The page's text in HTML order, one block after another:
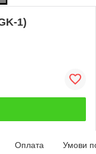
1)
Оплата Умови